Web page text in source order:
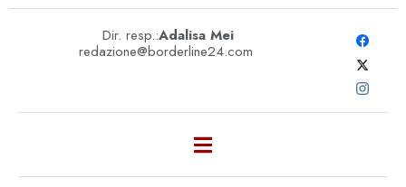
Dir. resp.:Adalisa Mei
redazione@borderline24.com